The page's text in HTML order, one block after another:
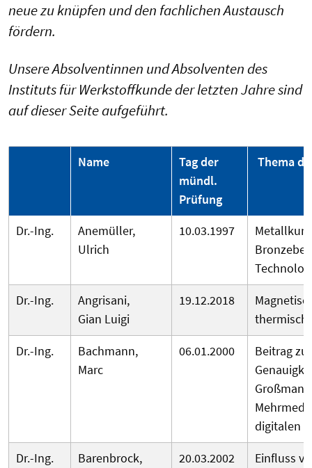
neue zu knüpfen und den fachlichen Austausch
fördern.
Unsere Absolventinnen und Absolventen des
Instituts für Werkstoffkunde der letzten Jahre sind
auf dieser Seite aufgeführt.
Name
Tag der
mündl.
Prüfung
Thema
Dr.-Ing.
Anemüller,
Ulrich
10.03.1997
Dr.-Ing.
Angrisani,
Gian Luigi
19.12.2018
thermisch
Dr.-Ing.
Bachmann,
Marc
06.01.2000
Beitrag
digitalen
Dr.-Ing.
Barenbrock,
20.03.2002
Einfluss